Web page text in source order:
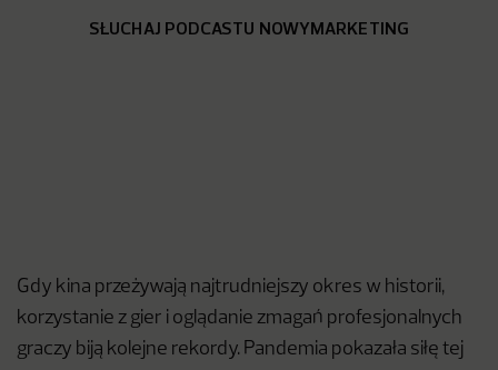
SŁUCHAJ PODCASTU NOWYMARKETING
Gdy kina przeżywają najtrudniejszy okres w historii,
korzystanie z gier i oglądanie zmagań profesjonalnych
graczy biją kolejne rekordy. Pandemia pokazała siłę tej